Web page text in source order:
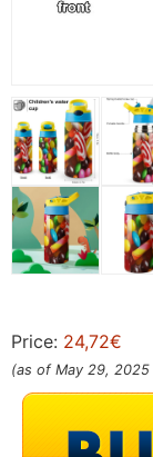
Price: 24,72€
(as of May 29,